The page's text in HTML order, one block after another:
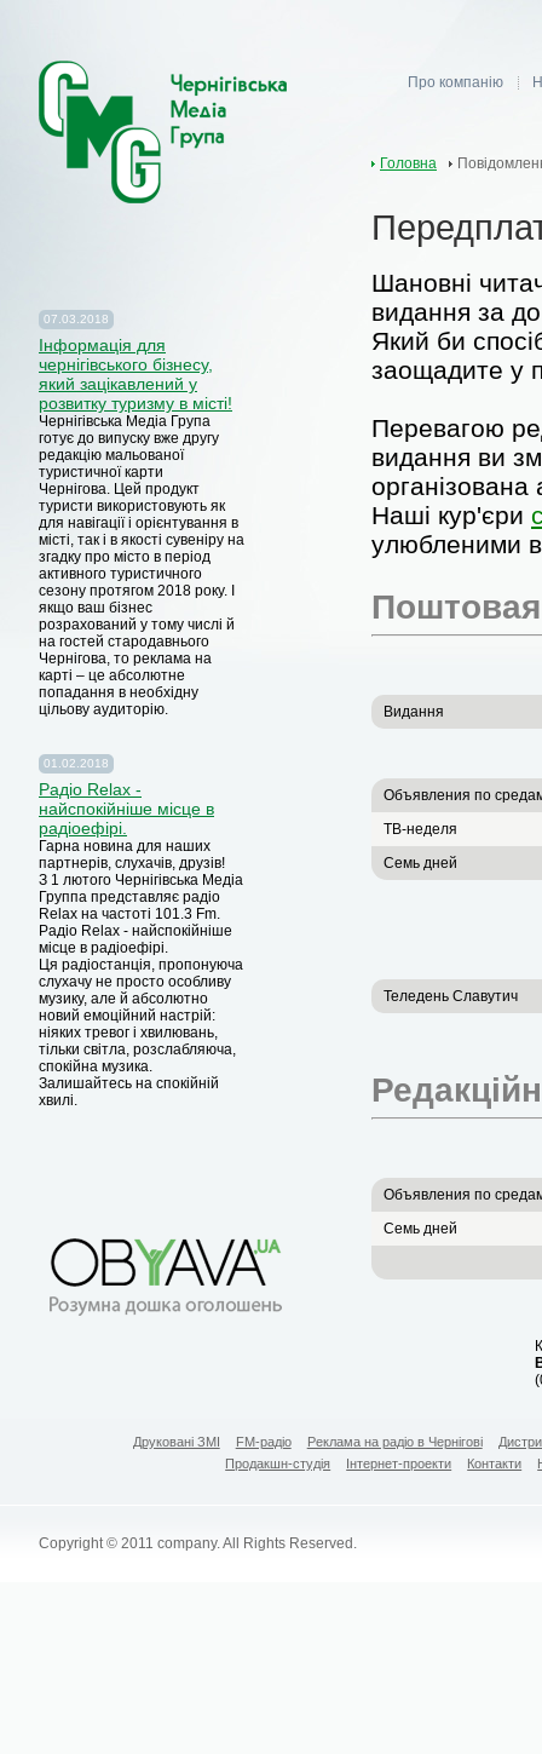
07.03.2018
Iнформація для
чернігівського бізнесу,
який зацікавлений у
розвитку туризму в місті!
Чернігівська Медіа Група
готує до випуску вже другу
редакцію мальованої
туристичної карти
Чернігова. Цей продукт
туристи використовують як
для навігації і орієнтування в
місті, так і в якості сувеніру на
згадку про місто в період
активного туристичного
сезону протягом 2018 року. I
якщо ваш бізнес
розрахований у тому числі й
на гостей стародавнього
Чернігова, то реклама на
карті – це абсолютне
попадання в необхідну
цільову аудиторію.
01.02.2018
Радіо Relax -
найспокійніше місце в
радіоефірі.
Гарна новина для наших
партнерів, слухачів, друзів!
З 1 лютого Чернігівська Медіа
Группа представляє радіо
Relax на частоті 101.3 Fm.
Радіо Relax - найспокійніше
місце в радіоефірі.
Ця радіостанція, пропонуюча
слухачу не просто особливу
музику, але й абсолютно
новий емоційний настрій:
ніяких тревог і хвилювань,
тільки світла, розслабляюча,
спокійна музика.
Залишайтесь на спокійній
хвилі.
Про компанію
Головна
Шановні
видання за
Який би
заощадите у
Перевагою
видання ви
Наші кур'єри
улюбленими
Видання
Объявления по
ТВ-неделя
Семь дней
Теледень Славутич
Объявления по
Семь дней
(
Друковані ЗМІ FM-радіо Реклама на радіо в Чернігові
Продакшн-студія
Інтернет-проекти Контакти
Copyright © 2011 company. All Rights Reserved.